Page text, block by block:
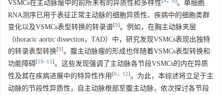
VSMCs在主动脉瘤中的前所未有的异质性和多样性
。单细胞
RNA测序已用于表征正常主动脉的细胞异质性、疾病中的细胞类群
变化以及VSMCs表型转换的转录谱[9]。例如，在胸主动脉夹层
（thoracic aortic dissection，TAD）中，研究发现VSMCs表现出独特
的转录表型转换[9]。腹主动脉瘤的形成也伴随着VSMCs表型转换和
功能障碍[10−11 ]。这些发现强调了主动脉各节段VSMCs的内在异质
性及其在疾病进展中的特异性作用 [6， 12]。为此，本综述将立足于主
动脉的节段性异质性，自主动脉根部至腹主动脉，依次探讨各节段